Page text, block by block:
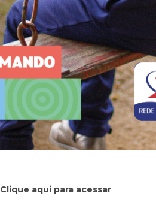
Clique aqui para acessar